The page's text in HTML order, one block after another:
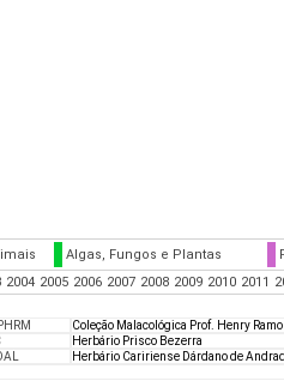
Algas, Fungos e Plantas
2004 2005 2006 2007 2008 2009 2010 2011
Coleção Malacológica Prof. Henry
Herbário Prisco Bezerra
Herbário Caririense Dárdano de